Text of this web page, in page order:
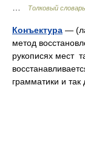
Толковый
Конъектура —
метод
рукописях мест
грамматики и